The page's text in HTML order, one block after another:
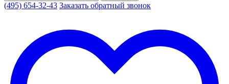
(495) 654-32-43 Заказать обратный звонок